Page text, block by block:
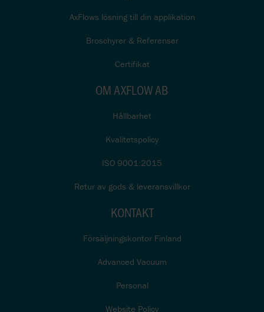
AxFlows lösning till din applikation
Broschyrer & Referenser
Certifikat
OM AXFLOW AB
Hållbarhet
Kvalitetspolicy
ISO 9001:2015
Retur av gods & leveransvillkor
KONTAKT
Försäljningskontor Finland
Advanced Vacuum
Personal
Website Policy